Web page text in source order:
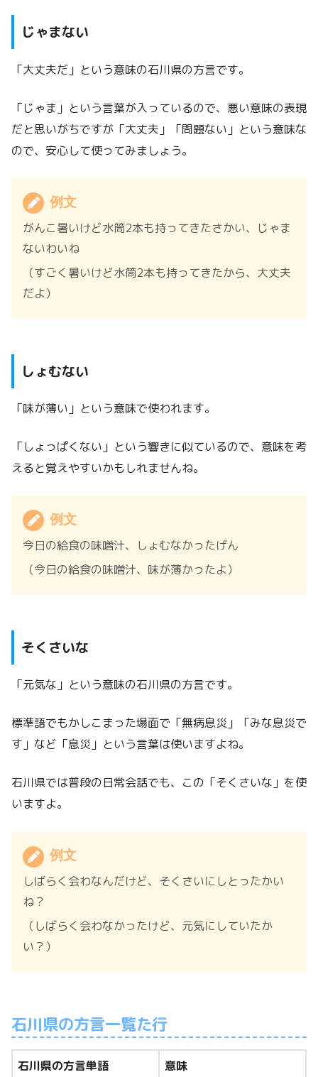
じゃまない
「大丈夫だ」という意味の石川県の方言です。
「じゃま」という言葉が入っているので、悪い意味の表現
だと思いがちですが「大丈夫」「問題ない」という意味な
ので、安心して使ってみましょう。
例文
がんこ暑いけど水筒2本も持ってきたさかい、じゃま
ないわいね
（すごく暑いけど水筒2本も持ってきたから、大丈夫
だよ）
しょむない
「味が薄い」という意味で使われます。
「しょっぱくない」という響きに似ているので、意味を考
えると覚えやすいかもしれませんね。
例文
今日の給食の味噌汁、しょむなかったげん
（今日の給食の味噌汁、味が薄かったよ）
そくさいな
「元気な」という意味の石川県の方言です。
標準語でもかしこまった場面で「無病息災」「みな息災で
す」など「息災」という言葉は使いますよね。
石川県では普段の日常会話でも、この「そくさいな」を使
いますよ。
例文
しばらく会わなんだけど、そくさいにしとったかい
ね？
（しばらく会わなかったけど、元気にしていたか
い？）
石川県の方言一覧た行
石川県の方言単語 意味